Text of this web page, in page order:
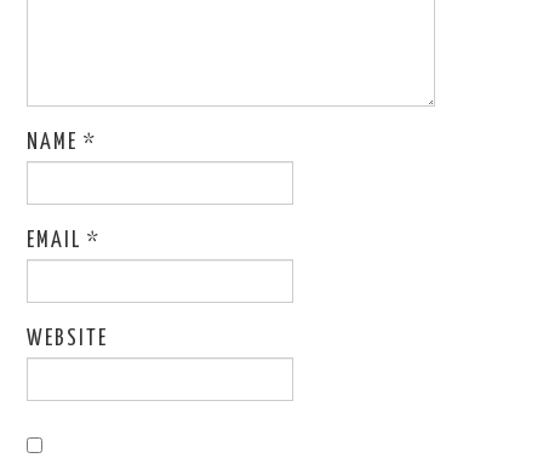
NAME*
EMAIL*
WEBSITE